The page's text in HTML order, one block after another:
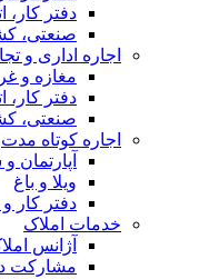
دفتر
صنعتی،‌
اجاره اداری و
مغازه و
دفتر
صنعتی،‌
اجاره کوتاه مدت
آپارتمان
ویلا و باغ
دفتر کار
خدمات املاک
آژانس
مشارکت